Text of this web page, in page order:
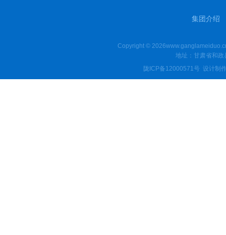
集团介绍
Copyright ©
地址：甘肃省和
陇ICP备12000571号 设计制